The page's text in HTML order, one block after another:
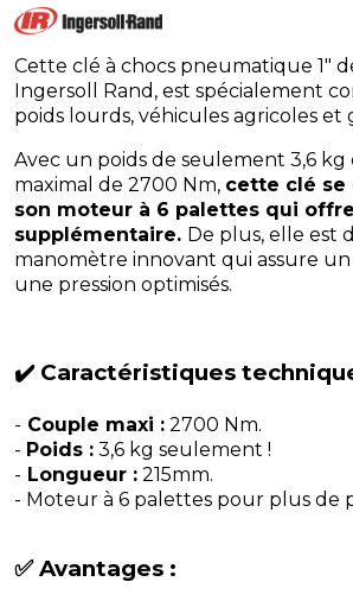
Cette clé à chocs pneumatique 1"
Ingersoll Rand, est spécialement
poids lourds, véhicules agricoles et
Avec un poids de seulement 3,6
maximal de 2700 Nm, cette clé se
son moteur à 6 palettes qui
supplémentaire. De plus, elle est
manomètre innovant qui assure
une pression optimisés.
✔️ Caractéristiques
- Couple maxi : 2700 Nm.
- Poids : 3,6 kg seulement !
- Longueur : 215mm.
- Moteur à 6 palettes pour plus de
✅ Avantages :